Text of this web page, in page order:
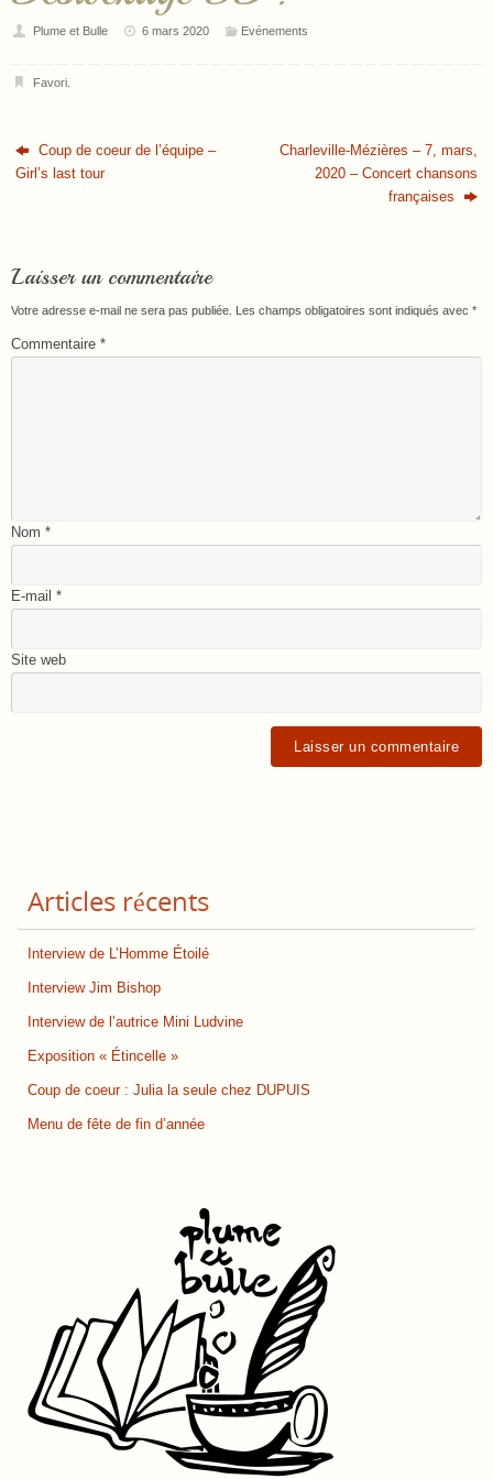
Plume et Bulle 6 mars 2020 Evénements
Favori.
Coup de coeur de l’équipe –
Girl’s last tour
Charleville-Mézières – 7, mars,
2020 – Concert chansons
françaises
Laisser un commentaire
Votre adresse e-mail ne sera pas publiée. Les champs obligatoires sont indiqués avec *
Commentaire *
Nom *
E-mail *
Site web
Articles récents
Interview de L’Homme Étoilé
Interview Jim Bishop
Interview de l’autrice Mini Ludvine
Exposition « Étincelle »
Coup de coeur : Julia la seule chez DUPUIS
Menu de fête de fin d’année